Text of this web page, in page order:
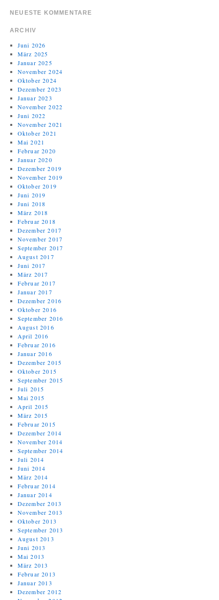
NEUESTE KOMMENTARE
ARCHIV
Juni 2026
März 2025
Januar 2025
November 2024
Oktober 2024
Dezember 2023
Januar 2023
November 2022
Juni 2022
November 2021
Oktober 2021
Mai 2021
Februar 2020
Januar 2020
Dezember 2019
November 2019
Oktober 2019
Juni 2019
Juni 2018
März 2018
Februar 2018
Dezember 2017
November 2017
September 2017
August 2017
Juni 2017
März 2017
Februar 2017
Januar 2017
Dezember 2016
Oktober 2016
September 2016
August 2016
April 2016
Februar 2016
Januar 2016
Dezember 2015
Oktober 2015
September 2015
Juli 2015
Mai 2015
April 2015
März 2015
Februar 2015
Dezember 2014
November 2014
September 2014
Juli 2014
Juni 2014
März 2014
Februar 2014
Januar 2014
Dezember 2013
November 2013
Oktober 2013
September 2013
August 2013
Juni 2013
Mai 2013
März 2013
Februar 2013
Januar 2013
Dezember 2012